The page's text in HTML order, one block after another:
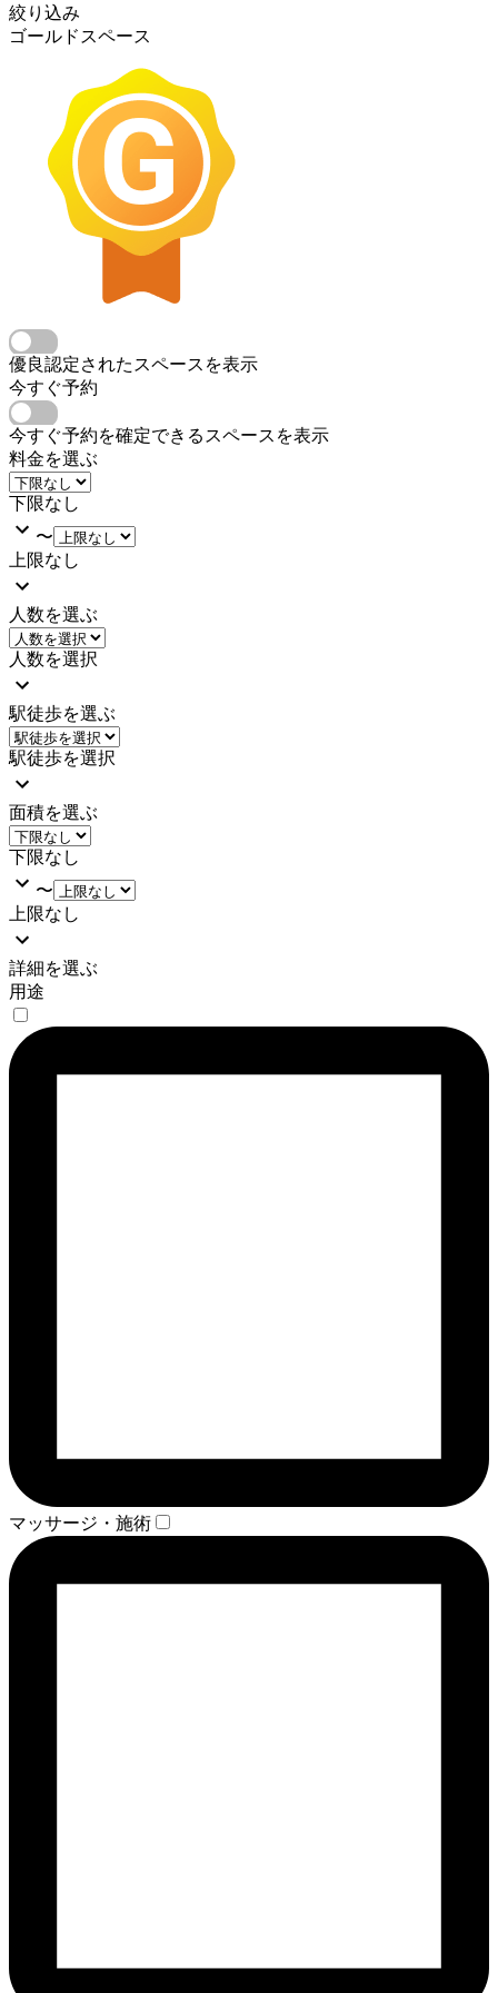
絞り込み
ゴールドスペース
優良認定されたスペースを表示
今すぐ予約
今すぐ予約を確定できるスペースを表示
料金を選ぶ
下限なし
〜
上限なし
人数を選ぶ
人数を選択
駅徒歩を選ぶ
駅徒歩を選択
面積を選ぶ
下限なし
〜
上限なし
詳細を選ぶ
用途
マッサージ・施術